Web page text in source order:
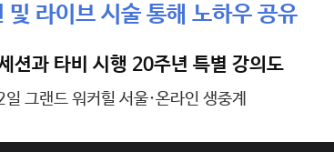
라이브 시술 통해 노하우 공유
션과 타비 시행 20주년 특별 강의도
그랜드 워커힐 서울·온라인 생중계